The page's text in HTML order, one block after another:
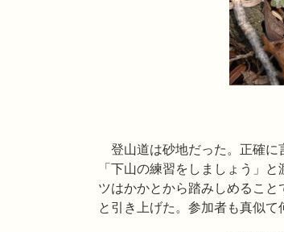
ネコノメソ
登山道は砂地だった。正確に
「下山の練習をしましょう」
ツはかかとから踏みしめるこ
と引き上げた。参加者も真似て